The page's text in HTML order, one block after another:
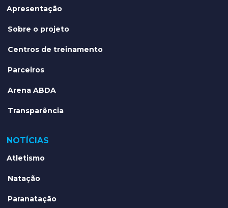
Apresentação
Sobre o projeto
Centros de treinamento
Parceiros
Arena ABDA
Transparência
NOTÍCIAS
Atletismo
Natação
Paranatação